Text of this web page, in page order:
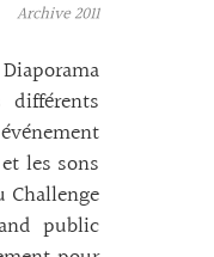
Archive2011
différents
les sons
public